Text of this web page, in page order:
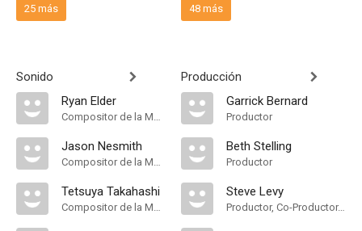
25 más
Sonido
Ryan Elder
Compositor de la Música Original, Main Title Theme Composer
Jason Nesmith
Compositor de la Música Original
Tetsuya Takahashi
Compositor de la Música Original
48 más
Producción
Garrick Bernard
Productor
Beth Stelling
Productor
Steve Levy
Productor, Co-Productor, Productor Asociado, Co-Productor Ejecutivo, Productor Ejecutivo